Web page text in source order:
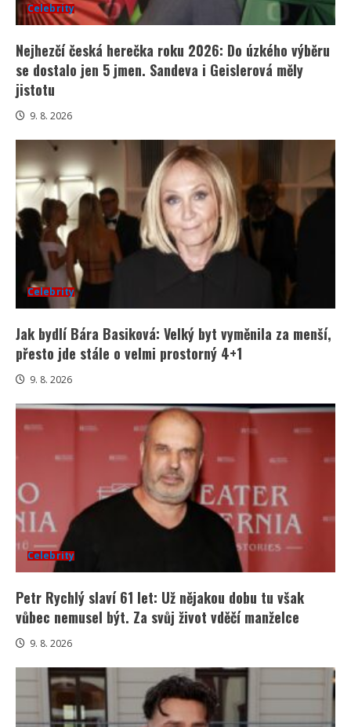
Celebrity
Nejhezčí česká herečka roku 2026: Do úzkého výběru
se dostalo jen 5 jmen. Sandeva i Geislerová měly
jistotu
9. 8. 2026
Celebrity
Jak bydlí Bára Basiková: Velký byt vyměnila za menší,
přesto jde stále o velmi prostorný 4+1
9. 8. 2026
Celebrity
Petr Rychlý slaví 61 let: Už nějakou dobu tu však
vůbec nemusel být. Za svůj život vděčí manželce
9. 8. 2026